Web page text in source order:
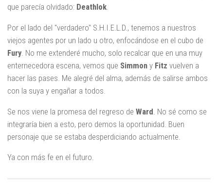
que parecía olvidado: Deathlok.
Por el lado del "verdadero" S.H.I.E.L.D., tenemos a nuestros
viejos agentes por un lado u otro, enfocándose en el cubo de
Fury . No me extenderé mucho, solo recalcar que en una muy
enternecedora escena, vemos que Simmon y Fitz vuelven a
hacer las pases. Me alegré del alma, además de salirse ambos
con la suya y engañar a todos.
Se nos viene la promesa del regreso de Ward . No sé como se
integraría bien a esto, pero demos la oportunidad. Buen
personaje que se estaba desperdiciando actualmente.
Ya con más fe en el futuro.